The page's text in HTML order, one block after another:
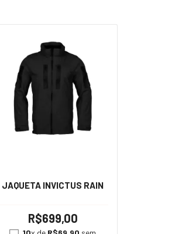
JAQUETA INVICTUS RAIN
R$699,00